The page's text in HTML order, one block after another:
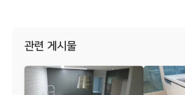
관련 게시물